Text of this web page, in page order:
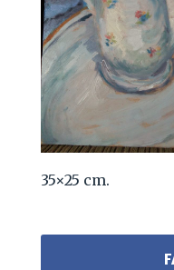
35×25 cm.